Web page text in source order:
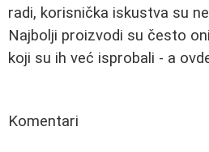
radi, korisnička iskustva su
Najbolji proizvodi su često
koji su ih već isprobali - a
Komentari